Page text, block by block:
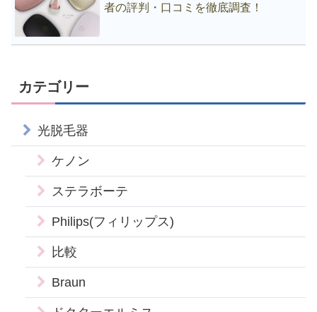
者の評判・口コミを徹底調査！
カテゴリー
光脱毛器
ケノン
ステラボーテ
Philips(フィリップス)
比較
Braun